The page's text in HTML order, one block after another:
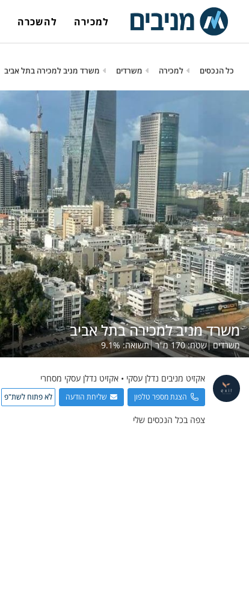
למכירה להשכרה
כל הנכסים למכירה משרדים משרד מניב למכירה בתל אביב
משרד מניב למכירה בתל אביב
משרדים שטח:170מ"ר תשואה: 9.1%
אקזיט מניבים נדלן עסקי • אקזיט נדלן עסקי מסחרי
הצגת מספר טלפון שליחת הודעה לא פתוח לשת"פ
צפה בכל הנכסים שלי